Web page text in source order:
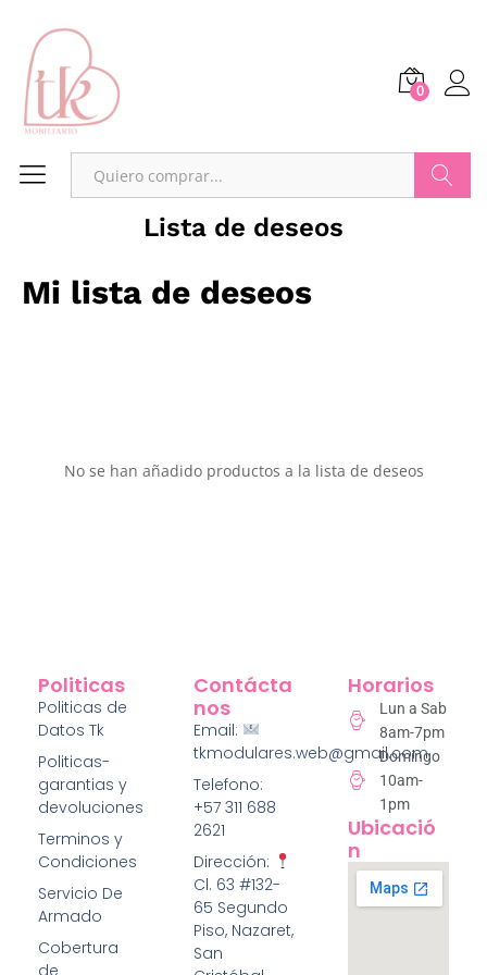
0
Lista de deseos
Mi lista de deseos
No se han añadido productos a la lista de deseos
Politicas
Politicas de
Datos Tk
Politicas-
garantias y
devoluciones
Terminos y
Condiciones
Servicio De
Armado
Cobertura
de
Contácta
Nos
Email:
tkmodulares.web@gmail.com
Telefono:
+57 311 688
2621
Dirección:
Cl. 63 #132-
65 Segundo
Piso, Nazaret,
San
Horarios
Lun a Sab
8am-7pm
Domingo
10am-
1pm
Ubicació
N